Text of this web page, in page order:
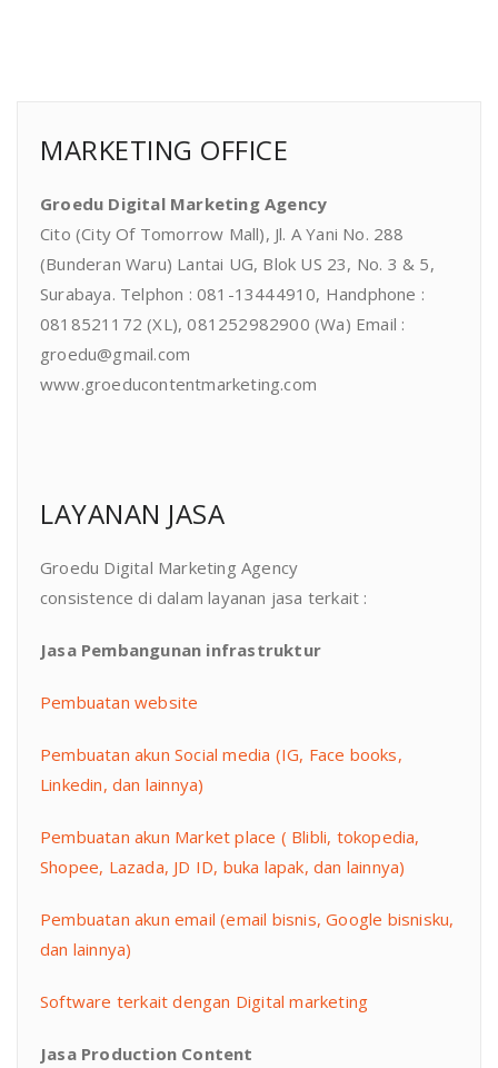
MARKETING OFFICE
Groedu Digital Marketing Agency
Cito (City Of Tomorrow Mall), Jl. A Yani No. 288
(Bunderan Waru) Lantai UG, Blok US 23, No. 3 & 5,
Surabaya. Telphon : 081-13444910, Handphone :
0818521172 (XL), 081252982900 (Wa) Email :
groedu@gmail.com
www.groeducontentmarketing.com
LAYANAN JASA
Groedu Digital Marketing Agency
consistence di dalam layanan jasa terkait :
Jasa Pembangunan infrastruktur
Pembuatan website
Pembuatan akun Social media (IG, Face books,
Linkedin, dan lainnya)
Pembuatan akun Market place ( Blibli, tokopedia,
Shopee, Lazada, JD ID, buka lapak, dan lainnya)
Pembuatan akun email (email bisnis, Google bisnisku,
dan lainnya)
Software terkait dengan Digital marketing
Jasa Production Content